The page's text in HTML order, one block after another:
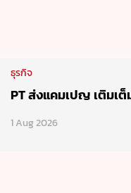
ธุรกิจ
PT ส่งแคมเปญ เติมเ
1 Aug 2026